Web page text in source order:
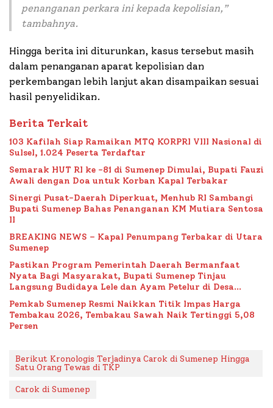
penanganan perkara ini kepada kepolisian, ”
tambahnya.
Hingga berita ini diturunkan, kasus tersebut masih
dalam penanganan aparat kepolisian dan
perkembangan lebih lanjut akan disampaikan sesuai
hasil penyelidikan.
Berita Terkait
103 Kafilah Siap Ramaikan MTQ KORPRI VIII Nasional di
Sulsel, 1.024 Peserta Terdaftar
Semarak HUT RI ke -81 di Sumenep Dimulai, Bupati Fauzi
Awali dengan Doa untuk Korban Kapal Terbakar
Sinergi Pusat-Daerah Diperkuat, Menhub RI Sambangi
Bupati Sumenep Bahas Penanganan KM Mutiara Sentosa
II
BREAKING NEWS – Kapal Penumpang Terbakar di Utara
Sumenep
Pastikan Program Pemerintah Daerah Bermanfaat
Nyata Bagi Masyarakat, Bupati Sumenep Tinjau
Langsung Budidaya Lele dan Ayam Petelur di Desa
Pemkab Sumenep Resmi Naikkan Titik Impas Harga
Tembakau 2026, Tembakau Sawah Naik Tertinggi 5,08
Persen
Berikut Kronologis Terjadinya Carok di Sumenep Hingga
Satu Orang Tewas di TKP
Carok di Sumenep